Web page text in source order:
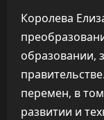
Королева
образовании,
перемен, в
развитии и